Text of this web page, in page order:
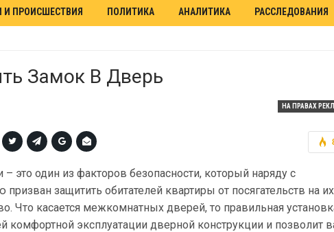
И ПРОИСШЕСТВИЯ ПОЛИТИКА АНАЛИТИКА РАССЛЕДОВАНИЯ
Замок В Дверь
НА ПРАВАХ
это один из факторов безопасности, который наряду с
защитить обитателей квартиры от посягательств на их
Что касается межкомнатных дверей, то правильная
комфортной эксплуатации дверной конструкции и позволит